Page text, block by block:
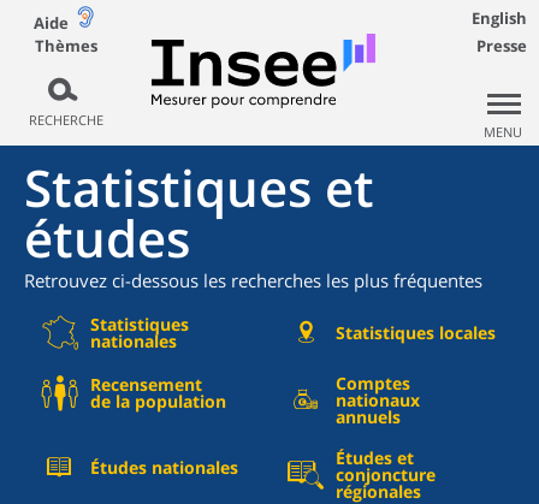
Aide
Thèmes
RECHERCHE
English
Presse
MENU
Statistiques et
études
Retrouvez ci-dessous les recherches les plus fréquentes
Statistiques
nationales Statistiques locales
Recensement
de la population
Comptes
nationaux
annuels
Études nationales Études et
conjoncture
régionales